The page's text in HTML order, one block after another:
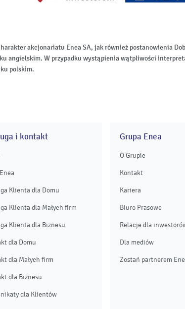
akcjonariatu Enea SA, jak również postanowienia
angielskim. W przypadku wystąpienia wątpliwości
polskim.
i kontakt
Klienta dla Domu
Klienta dla Małych firm
Klienta dla Biznesu
dla Domu
dla Małych firm
dla Biznesu
dla Klientów
Grupa Enea
O Grupie
Kontakt
Kariera
Biuro Prasowe
Relacje dla
Dla mediów
Zostań partnerem